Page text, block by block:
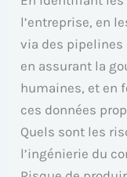
l’entreprise, en
via des pipelines
en assurant la
humaines, et en
ces données
Quels sont les
l’ingénierie du